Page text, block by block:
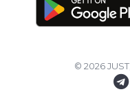
© 2026